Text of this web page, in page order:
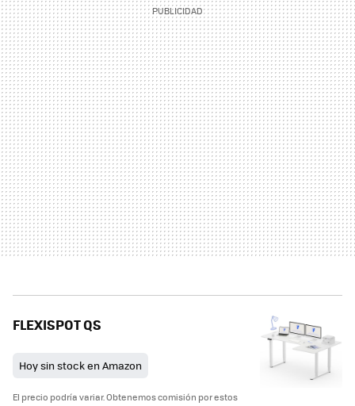
FLEXISPOT QS
Hoy sin stock en Amazon
El precio podría variar. Obtenemos comisión por estos